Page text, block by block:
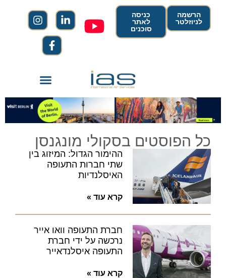
הרשמה
לניוזלטר
כניסה
לאתר
סוכנים
כל הפוסטים בסקולי מונגנסן
ההימור הגדול: המיזוג בין
שתי חברות התעופה
האיסלנדיות
קרא עוד »
חברת התעופה וואו אייר
נרכשה על ידי חברת
התעופה איסלנדאייר
קרא עוד »